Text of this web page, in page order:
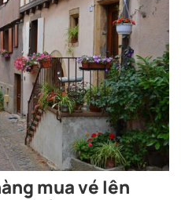
mua vé lên